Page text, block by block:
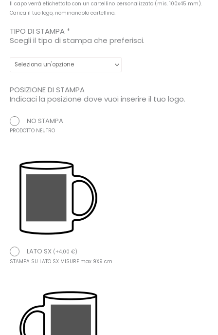
Il capo verrà etichettato con un cartellino personalizzato (mis. 100x45 mm).
Carica il tuo logo, nominandolo cartellino.
TIPO DI STAMPA *
Scegli il tipo di stampa che preferisci.
POSIZIONE DI STAMPA
Indicaci la posizione dove vuoi inserire il tuo logo.
NO STAMPA
PRODOTTO NEUTRO
LATO SX (+4,00 €)
STAMPA SU LATO SX MISURE max 9X9 cm